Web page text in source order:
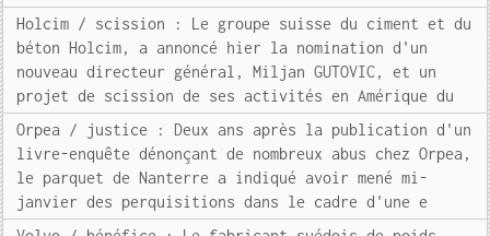
Holcim / scission : Le groupe suisse du ciment et du
béton Holcim, a annoncé hier la nomination d'un
nouveau directeur général, Miljan GUTOVIC, et un
projet de scission de ses activités en Amérique du
Orpea / justice : Deux ans après la publication d'un
livre-enquête dénonçant de nombreux abus chez Orpea,
le parquet de Nanterre a indiqué avoir mené mi-
janvier des perquisitions dans le cadre d'une e